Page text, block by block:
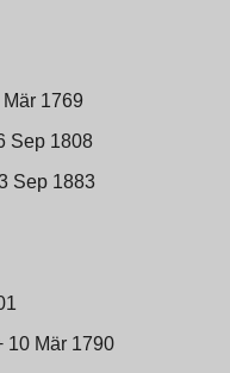
1769
Sep 1808
Sep 1883
10 Mär 1790